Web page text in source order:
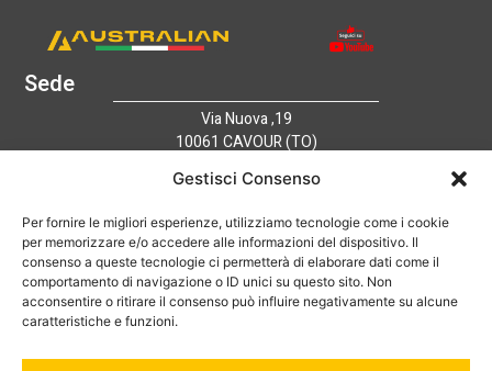
Gestisci Consenso
Per fornire le migliori esperienze, utilizziamo tecnologie come i cookie
per memorizzare e/o accedere alle informazioni del dispositivo. Il
consenso a queste tecnologie ci permetterà di elaborare dati come il
comportamento di navigazione o ID unici su questo sito. Non
acconsentire o ritirare il consenso può influire negativamente su alcune
caratteristiche e funzioni.
Sede
Via Nuova ,19
10061 CAVOUR (TO)
Italy
Home
Azienda
Catalogo
Tecnologia